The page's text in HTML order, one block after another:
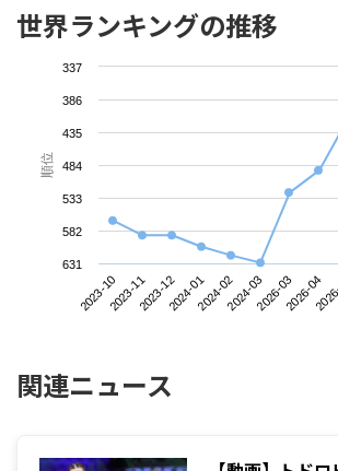
世界ランキングの推移
順位
2023-102023-112023-122024-012024-022024-032026-032026-04
337
386
435
484
533
582
631
関連ニュース